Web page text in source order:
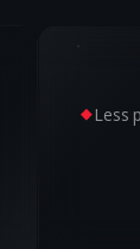
Less